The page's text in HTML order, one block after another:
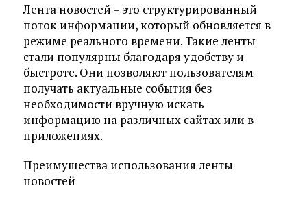
Лента новостей – это структурированный
поток информации, который обновляется в
режиме реального времени. Такие ленты
стали популярны благодаря удобству и
быстроте. Они позволяют пользователям
получать актуальные события без
необходимости вручную искать
информацию на различных сайтах или в
приложениях.
Преимущества использования ленты
новостей